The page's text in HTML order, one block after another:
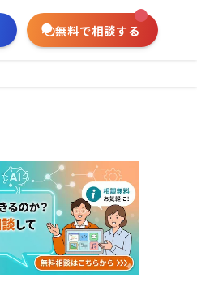
無料で相談する